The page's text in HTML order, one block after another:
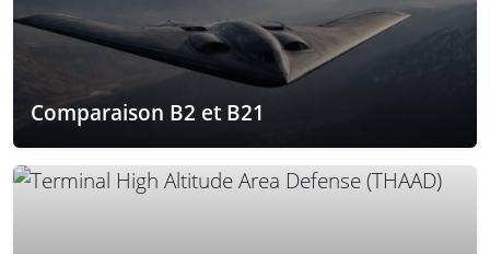
Comparaison B2 et B21